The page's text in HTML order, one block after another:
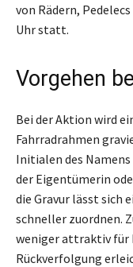
von Rädern,
Uhr statt.
Vorgehen
Bei der Aktion wird
Fahrradrahmen
Initialen des
der Eigentümerin
die Gravur lässt sich
schneller zuordnen.
weniger attraktiv für
Rückverfolgung